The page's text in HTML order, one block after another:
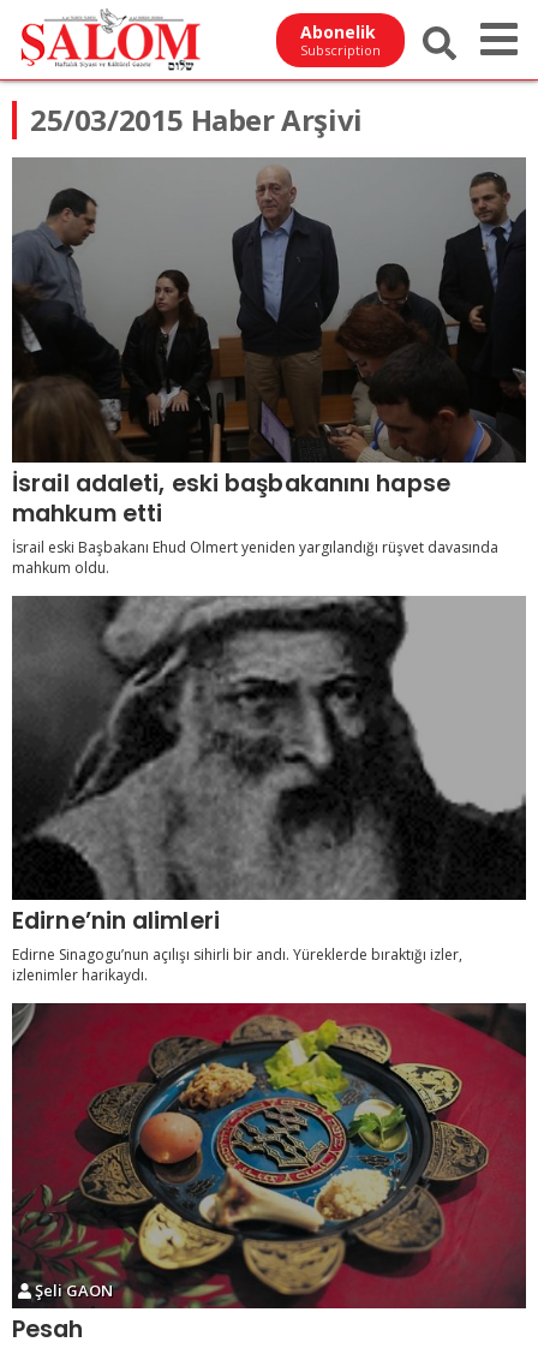
Abonelik
Subscription
25/03/2015 Haber Arşivi
İsrail adaleti, eski başbakanını hapse
mahkum etti
İsrail eski Başbakanı Ehud Olmert yeniden yargılandığı rüşvet davasında
mahkum oldu.
Edirne’nin alimleri
Edirne Sinagogu’nun açılışı sihirli bir andı. Yüreklerde bıraktığı izler,
izlenimler harikaydı.
Şeli GAON
Pesah